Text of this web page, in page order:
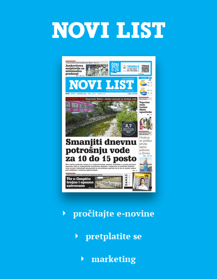
pročitajte e-novine
pretplatite se
marketing